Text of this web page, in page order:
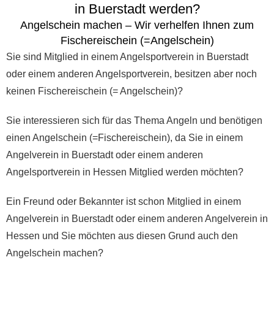
in Buerstadt werden?
Angelschein machen – Wir verhelfen Ihnen zum
Fischereischein (=Angelschein)
Sie sind Mitglied in einem Angelsportverein in Buerstadt
oder einem anderen Angelsportverein, besitzen aber noch
keinen Fischereischein (= Angelschein)?
Sie interessieren sich für das Thema Angeln und benötigen
einen Angelschein (=Fischereischein), da Sie in einem
Angelverein in Buerstadt oder einem anderen
Angelsportverein in Hessen Mitglied werden möchten?
Ein Freund oder Bekannter ist schon Mitglied in einem
Angelverein in Buerstadt oder einem anderen Angelverein in
Hessen und Sie möchten aus diesen Grund auch den
Angelschein machen?